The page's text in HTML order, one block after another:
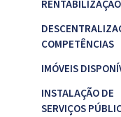
RENTABILIZAÇÃO
COMPETÊNCIAS
IMÓVEIS
INSTALAÇÃO DE
SERVIÇOS